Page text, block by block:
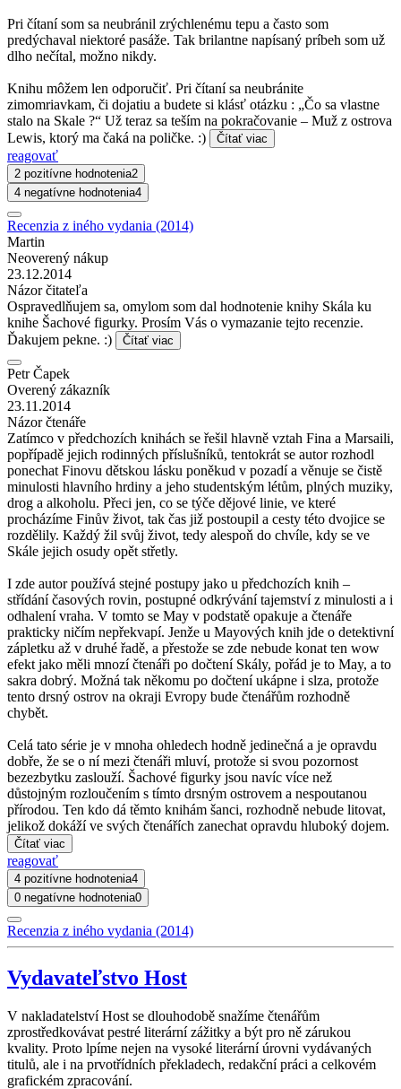
Pri čítaní som sa neubránil zrýchlenému tepu a často som
predýchaval niektoré pasáže. Tak brilantne napísaný príbeh som už
dlho nečítal, možno nikdy.
Knihu môžem len odporučiť. Pri čítaní sa neubránite
zimomriavkam, či dojatiu a budete si klásť otázku : „Čo sa vlastne
stalo na Skale ?“ Už teraz sa teším na pokračovanie – Muž z ostrova
Lewis, ktorý ma čaká na poličke. :)
Čítať viac
reagovať
2 pozitívne hodnotenia2
4 negatívne hodnotenia4
Recenzia z iného vydania (2014)
Martin
Neoverený nákup
23.12.2014
Názor čitateľa
Ospravedlňujem sa, omylom som dal hodnotenie knihy Skála ku
knihe Šachové figurky. Prosím Vás o vymazanie tejto recenzie.
Ďakujem pekne. :)
Čítať viac
Petr Čapek
Overený zákazník
23.11.2014
Názor čtenáře
Zatímco v předchozích knihách se řešil hlavně vztah Fina a Marsaili,
popřípadě jejich rodinných příslušníků, tentokrát se autor rozhodl
ponechat Finovu dětskou lásku poněkud v pozadí a věnuje se čistě
minulosti hlavního hrdiny a jeho studentským létům, plných muziky,
drog a alkoholu. Přeci jen, co se týče dějové linie, ve které
procházíme Finův život, tak čas již postoupil a cesty této dvojice se
rozdělily. Každý žil svůj život, tedy alespoň do chvíle, kdy se ve
Skále jejich osudy opět střetly.
I zde autor používá stejné postupy jako u předchozích knih –
střídání časových rovin, postupné odkrývání tajemství z minulosti a i
odhalení vraha. V tomto se May v podstatě opakuje a čtenáře
prakticky ničím nepřekvapí. Jenže u Mayových knih jde o detektivní
zápletku až v druhé řadě, a přestože se zde nebude konat ten wow
efekt jako měli mnozí čtenáři po dočtení Skály, pořád je to May, a to
sakra dobrý. Možná tak někomu po dočtení ukápne i slza, protože
tento drsný ostrov na okraji Evropy bude čtenářům rozhodně
chybět.
Celá tato série je v mnoha ohledech hodně jedinečná a je opravdu
dobře, že se o ní mezi čtenáři mluví, protože si svou pozornost
bezezbytku zaslouží. Šachové figurky jsou navíc více než
důstojným rozloučením s tímto drsným ostrovem a nespoutanou
přírodou. Ten kdo dá těmto knihám šanci, rozhodně nebude litovat,
jelikož dokáží ve svých čtenářích zanechat opravdu hluboký dojem.
Čítať viac
reagovať
4 pozitívne hodnotenia4
0 negatívne hodnotenia0
Recenzia z iného vydania (2014)
Vydavateľstvo Host
V nakladatelství Host se dlouhodobě snažíme čtenářům
zprostředkovávat pestré literární zážitky a být pro ně zárukou
kvality. Proto lpíme nejen na vysoké literární úrovni vydávaných
titulů, ale i na prvotřídních překladech, redakční práci a celkovém
grafickém zpracování.